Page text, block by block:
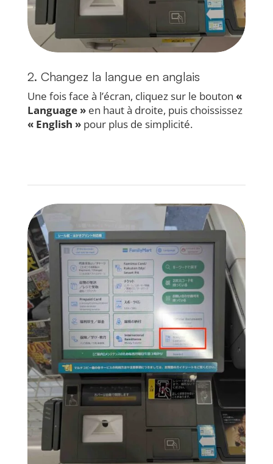
2. Changez la langue en anglais
Une fois face à l’écran, cliquez sur le bouton «
Language »en haut à droite, puis choississez
« English » pour plus de simplicité.